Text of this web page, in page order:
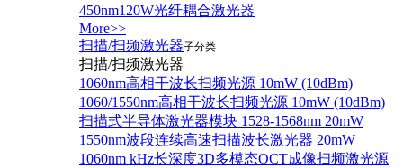
450nm120W光纤耦合激光器
More>>
扫描/扫频激光器子分类
扫描/扫频激光器
1060nm高相干波长扫频光源 10mW (10dBm)
1060/1550nm高相干波长扫频光源 10mW (10dBm)
扫描式半导体激光器模块 1528-1568nm 20mW
1550nm波段连续高速扫描波长激光器 20mW
1060nm kHz长深度3D多模态OCT成像扫频激光源